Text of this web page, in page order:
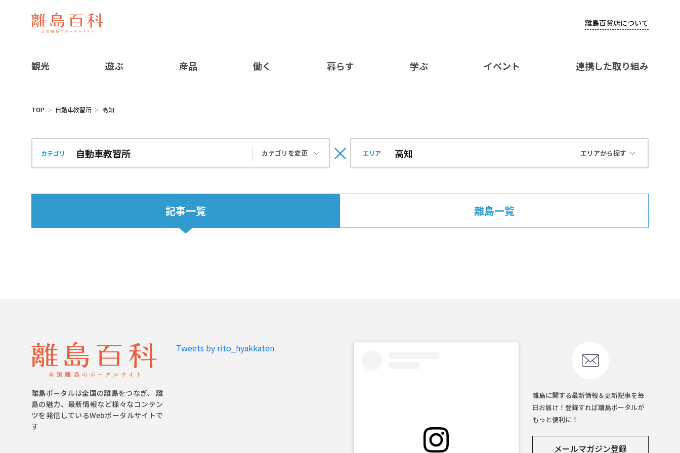
離島百貨店について
観光 遊ぶ 産品 働く 暮らす 学ぶ イベント 連携した取り組み
TOP 自動車教習所 高知
カテゴリ カテゴリを変更 エリア エリアから探す
記事一覧 離島一覧
離島ポータルは全国の離島をつなぎ、 離
島の魅力、最新情報など様々なコンテン
ツを発信しているWebポータルサイトで
す
Tweets by rito_hyakkaten
離島に関する最新情報＆更新記事を毎
日お届け！登録すれば離島ポータルが
もっと便利に！
メールマガジン登録